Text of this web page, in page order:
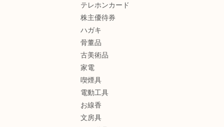
テレホンカード
株主優待券
ハガキ
骨董品
古美術品
家電
喫煙具
電動工具
お線香
文房具